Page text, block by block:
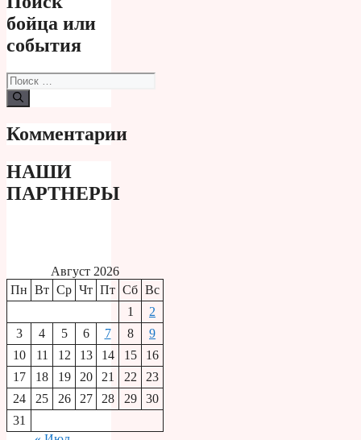
бойца или
события
Поиск:
Комментарии
НАШИ
ПАРТНЕРЫ
Август 2026
Пн Вт Ср Чт Пт Сб Вс
1
2
3
4 5 6 7 8
9
10
11 12 13 14 15
16
17
18 19 20 21 22
23
24
25 26 27 28 29
30
31